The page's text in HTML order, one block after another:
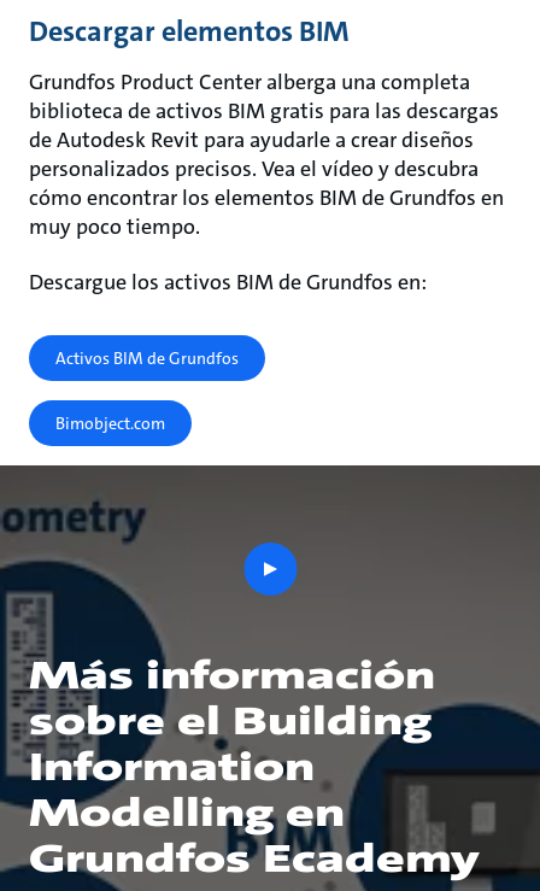
Descargar elementos BIM
Grundfos Product Center alberga una completa
biblioteca de activos BIM gratis para las descargas
de Autodesk Revit para ayudarle a crear diseños
personalizados precisos. Vea el vídeo y descubra
cómo encontrar los elementos BIM de Grundfos en
muy poco tiempo.
Descargue los activos BIM de Grundfos en:
Activos BIM de Grundfos
Bimobject.com
Más información
sobre el Building
Information
Modelling en
Grundfos Ecademy
play
button